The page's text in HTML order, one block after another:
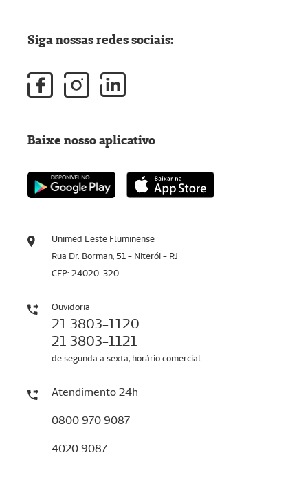
Unimed Leste Fluminense
Rua Dr. Borman, 51 - Niterói - RJ
CEP: 24020-320
Ouvidoria
21 3803-1120
21 3803-1121
de segunda a sexta, horário comercial
Atendimento 24h
0800 970 9087
4020 9087
Siga nossas redes sociais:
Baixe nosso aplicativo